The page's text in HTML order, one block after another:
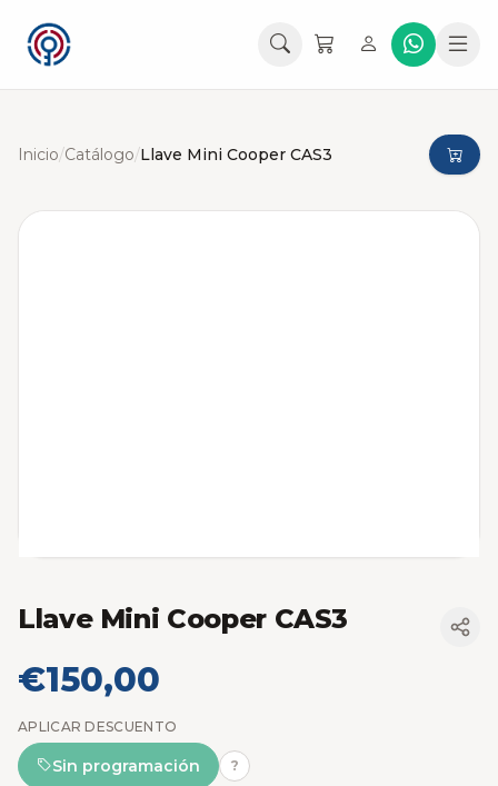
Inicio/Catálogo/Llave Mini Cooper CAS3
Llave Mini Cooper CAS3
€150,00
APLICAR DESCUENTO
Sin programación ?